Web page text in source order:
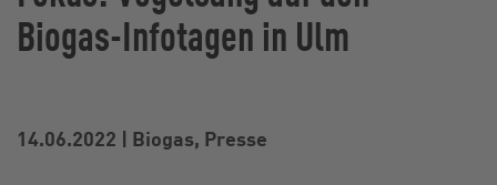
Biogas-Infotagen in Ulm
14.06.2022 | Biogas, Presse